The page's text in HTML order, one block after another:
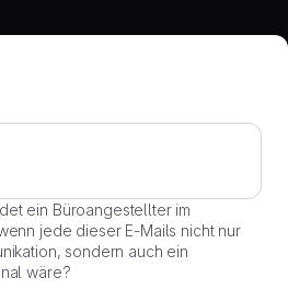
ein Büroangestellter im
jede dieser E-Mails nicht nur
sondern auch ein
wäre?